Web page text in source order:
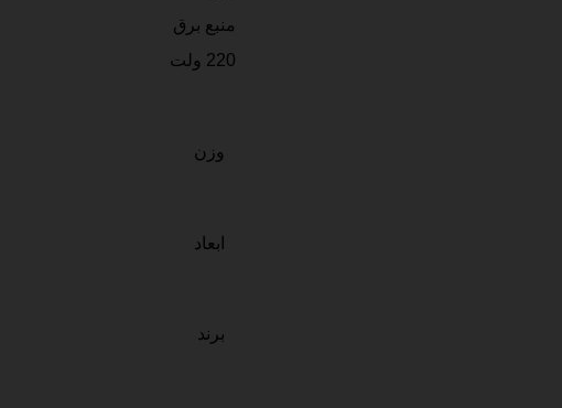
منبع برق
220 ولت
وزن
ابعاد
برند